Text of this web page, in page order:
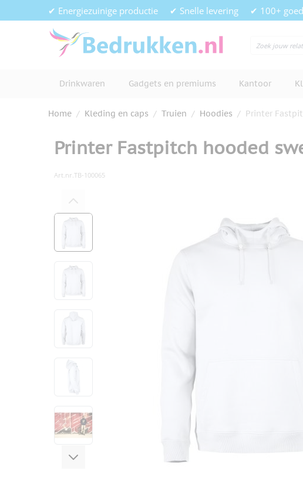
Ga naar de inhoud✔ Energiezuinige productie ✔ Snelle levering ✔ 100+
Drinkwaren Gadgets en premiums Kantoor
Home / Kleding en caps / Truien / Hoodies / Printer
Printer Fastpitch hooded
Art.nr.TB-100065
View larger image
View larger image
View larger image
View larger image
View larger image